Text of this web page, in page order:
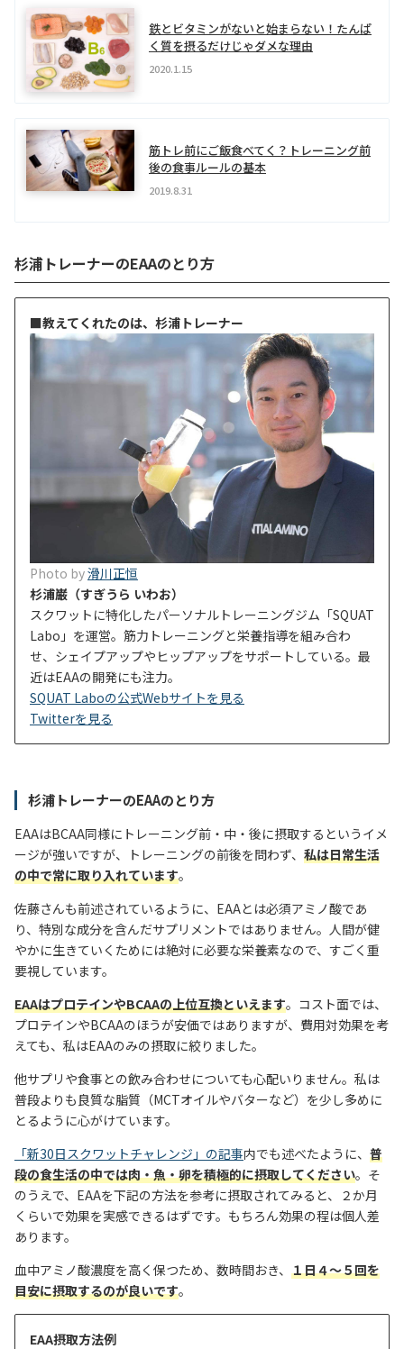
鉄とビタミンがないと始まらない！たんぱ
く質を摂るだけじゃダメな理由
2020.1.15
筋トレ前にご飯食べてく？トレーニング前
後の食事ルールの基本
2019.8.31
杉浦トレーナーのEAAのとり方
■教えてくれたのは、杉浦トレーナー
Photo by滑川正恒
杉浦巌（すぎうら いわお）
スクワットに特化したパーソナルトレーニングジム「SQUAT
Labo」を運営。筋力トレーニングと栄養指導を組み合わ
せ、シェイプアップやヒップアップをサポートしている。最
近はEAAの開発にも注力。
SQUAT Laboの公式Webサイトを見る
Twitterを見る
杉浦トレーナーのEAAのとり方
EAAはBCAA同様にトレーニング前・中・後に摂取するというイメ
ージが強いですが、トレーニングの前後を問わず、 私は日常生活
の中で常に取り入れています。
佐藤さんも前述されているように、EAAとは必須アミノ酸であ
り、特別な成分を含んだサプリメントではありません。人間が健
やかに生きていくためには絶対に必要な栄養素なので、すごく重
要視しています。
EAAはプロテインやBCAAの上位互換といえます。コスト面では、
プロテインやBCAAのほうが安価ではありますが、費用対効果を考
えても、私はEAAのみの摂取に絞りました。
他サプリや食事との飲み合わせについても心配いりません。私は
普段よりも良質な脂質（MCTオイルやバターなど）を少し多めに
とるように心がけています。
「新30日スクワットチャレンジ」の記事内でも述べたように、 普
段の食生活の中では肉・魚・卵を積極的に摂取してください。そ
のうえで、EAAを下記の方法を参考に摂取されてみると、２か月
くらいで効果を実感できるはずです。もちろん効果の程は個人差
あります。
血中アミノ酸濃度を高く保つため、数時間おき、 １日４〜５回を
目安に摂取するのが良いです。
EAA摂取方法例